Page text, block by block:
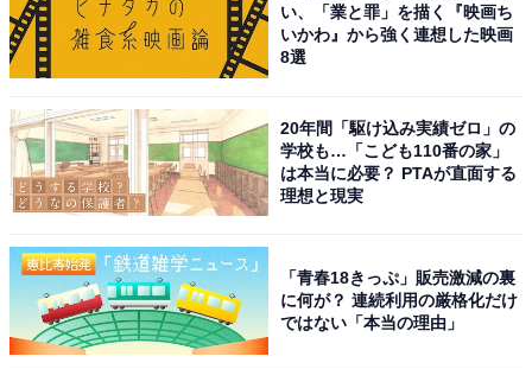
REGZA 55インチ Mini LED 55Z870N スマートテレビ
Dolby Atmos対応 2024年モデル
Amazonで見る
REGZA「43E670R」
い、「業と罪」を描く『映画ち
いかわ』から強く連想した映画
8選
20年間「駆け込み実績ゼロ」の
学校も…「こども110番の家」
は本当に必要？ PTAが直面する
理想と現実
「青春18きっぷ」販売激減の裏
に何が？ 連続利用の厳格化だけ
ではない「本当の理由」